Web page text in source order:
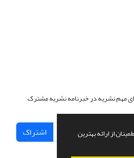
از ارائه بهترین
مهم نشریه در خبرنامه نشریه مشترک
اشتراک